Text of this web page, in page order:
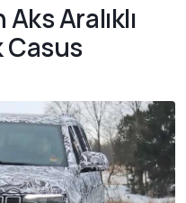
Aralıklı
Casus